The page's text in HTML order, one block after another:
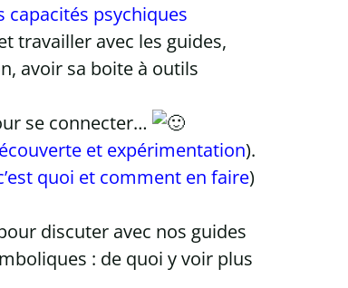
capacités psychiques
travailler avec les guides,
avoir sa boite à outils
se connecter…
et expérimentation).
quoi et comment en faire)
discuter avec nos guides
: de quoi y voir plus